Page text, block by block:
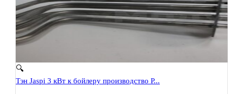
🔍
Тэн Jaspi 3 кВт к бойлеру производство Р...